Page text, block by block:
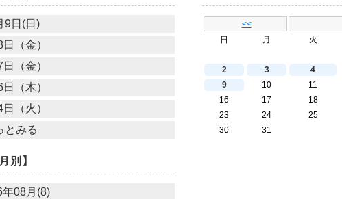
9日(日)
（金）
（金）
（木）
（火）
とみる
<<
日
月 火
2
3 4
9
10 11
16
17 18
23
24 25
30
31
別】
年08月(8)